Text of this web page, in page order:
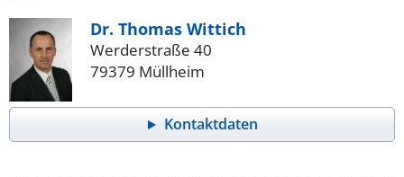
Dr. Thomas Wittich
Werderstraße 40
79379 Müllheim
Kontaktdaten